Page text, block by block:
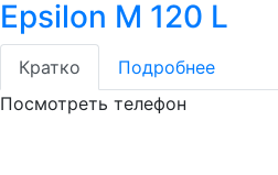
Epsilon M 120 L
Кратко
Подробнее
Посмотреть телефон